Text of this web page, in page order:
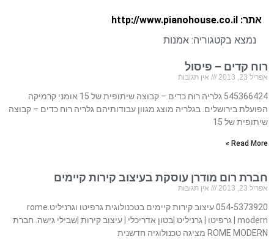
אתר: http://www.pianohouse.co.il
נמצא בקטגוריה: אמנות
רוח קדים – פיסול
אפריל 23, 2013 אין תגובות
545366424 גלריה רוח כדים – קבוצה שיתופית של 15 אומני קרמיקה
הפועלת בירושלים. בגלריה מוצג מגוון עבודותיהם גלריה רוח כדים – קבוצה
שיתופית של 15
Read More »
חברת רום מודרן עוסקת בעיצוב קירות קיימים
אפריל 23, 2013 אין תגובות
054-5373920 עיצוב קירות קיימים בטכנולוגית גרפיטו וגרניליט.rome
modern | גרפיטו | גרניליט |בטון אדריכלי | עיצוב קירות |שבילי גישה. חברת
ROME MODERN מציגה טכנולוגיה חדשנית